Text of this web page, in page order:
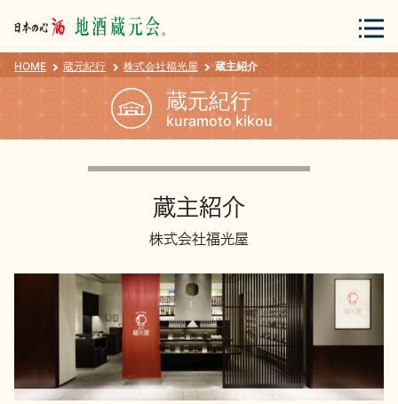
会員登録 ログイン
地酒カタログ
HOME 蔵元紀行 株式会社福光屋 蔵主紹介
蔵元紀行
kuramoto kikou
蔵主紹介
株式会社福光屋